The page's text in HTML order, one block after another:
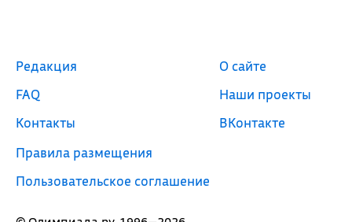
Редакция
FAQ
Контакты
Правила размещения
Пользовательское соглашение
О сайте
Наши проекты
ВКонтакте